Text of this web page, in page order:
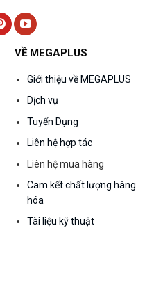
VỀ MEGAPLUS
Giới thiệu về MEGAPLUS
Dịch vụ
Tuyển Dụng
Liên hệ hợp tác
Liên hệ mua hàng
Cam kết chất lượng hàng
hóa
Tài liệu kỹ thuật